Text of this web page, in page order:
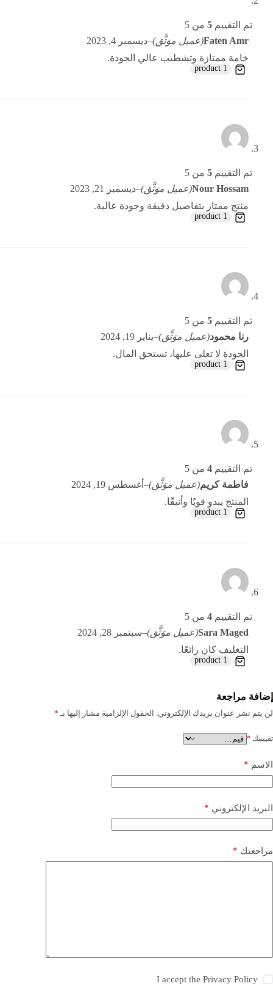
تم التقييم 5من 5
Faten Amr(عميل موَثَّق)–ديسمبر 4, 2023
خامة ممتازة وتشطيب عالي الجودة.
1 product
تم التقييم 5من 5
Nour Hossam(عميل موَثَّق)–ديسمبر 21, 2023
منتج ممتاز بتفاصيل دقيقة وجودة عالية.
1 product
تم التقييم 5من 5
رنا محمود(عميل موَثَّق)–يناير 19, 2024
الجودة لا تعلى عليها، تستحق المال.
1 product
تم التقييم 4من 5
فاطمة كريم(عميل موَثَّق)– أغسطس 19, 2024
المنتج يبدو قويًا وأنيقًا.
1 product
تم التقييم 4من 5
Sara Maged(عميل موَثَّق)–سبتمبر 28, 2024
التغليف كان رائعًا.
1 product
إضافة مراجعة
لن يتم نشر عنوان بريدك الإلكتروني. الحقول الإلزامية مشار إليها بـ *
تقييمك *
الاسم *
البريد الإلكتروني *
مراجعتك *
I accept the Privacy Policy